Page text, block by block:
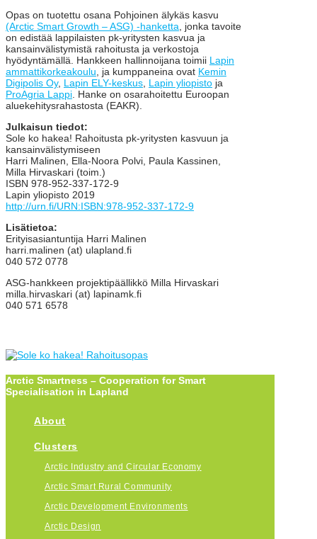
Opas on tuotettu osana Pohjoinen älykäs kasvu
(Arctic Smart Growth – ASG) -hanketta , jonka tavoite
on edistää lappilaisten pk-yritysten kasvua ja
kansainvälistymistä rahoitusta ja verkostoja
hyödyntämällä. Hankkeen hallinnoijana toimii Lapin
ammattikorkeakoulu , ja kumppaneina ovat Kemin
Digipolis Oy, Lapin ELY-keskus Lapin yliopisto ja
ProAgria Lappi . Hanke on osarahoitettu Euroopan
aluekehitysrahastosta (EAKR).
Julkaisun tiedot:
Sole ko hakea! Rahoitusta pk-yritysten kasvuun ja
kansainvälistymiseen
Harri Malinen, Ella-Noora Polvi, Paula Kassinen,
Milla Hirvaskari (toim.)
ISBN 978-952-337-172-9
Lapin yliopisto 2019
http://urn.fi/URN:ISBN:978-952-337-172-9
Lisätietoa:
Erityisasiantuntija Harri Malinen
harri.malinen (at) ulapland.fi
040 572 0778
ASG-hankkeen projektipäällikkö Milla Hirvaskari
milla.hirvaskari (at) lapinamk.fi
040 571 6578
Arctic Smartness – Cooperation for Smart
Specialisation in Lapland
About
Clusters
Arctic Industry and Circular Economy
Arctic Smart Rural Community
Arctic Development Environments
Arctic Design